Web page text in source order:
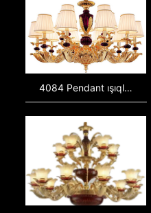
4084 Pendant ışıqları, zinc alloy ışıqları, keramik ışıqları, restoran ışıqları, divar ışıqları, işıqlandırmaq fiksləri, işıqlandırmaq fiksləri